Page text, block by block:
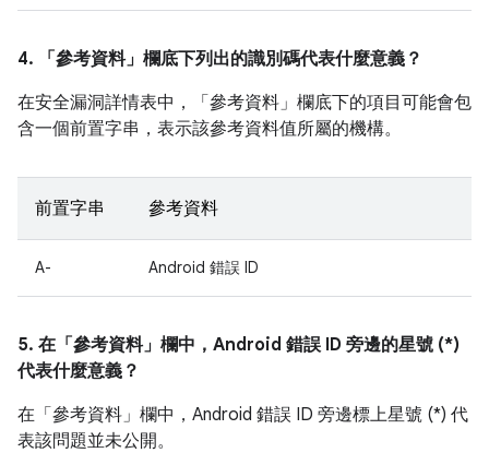
4. 「參考資料」 欄底下列出的識別碼代表什麼意義？
在安全漏洞詳情表中，「參考資料」 欄底下的項目可能會包
含一個前置字串，表示該參考資料值所屬的機構。
前置字串 參考資料
A- Android 錯誤 ID
5. 在「參考資料」 欄中，Android 錯誤 ID 旁邊的星號 (*)
代表什麼意義？
在「參考資料」欄中，Android 錯誤 ID 旁邊標上星號 (*) 代
表該問題並未公開。